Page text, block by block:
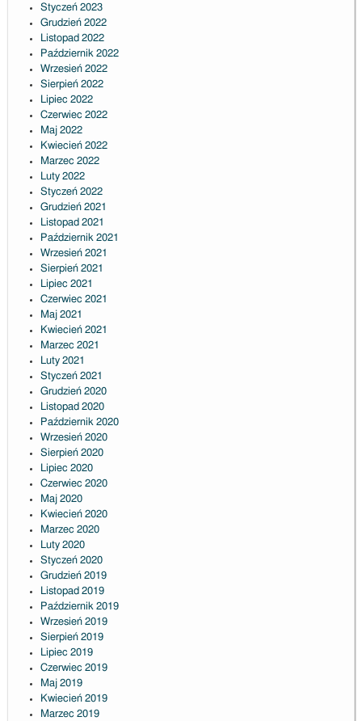
Styczeń 2023
Grudzień 2022
Listopad 2022
Październik 2022
Wrzesień 2022
Sierpień 2022
Lipiec 2022
Czerwiec 2022
Maj 2022
Kwiecień 2022
Marzec 2022
Luty 2022
Styczeń 2022
Grudzień 2021
Listopad 2021
Październik 2021
Wrzesień 2021
Sierpień 2021
Lipiec 2021
Czerwiec 2021
Maj 2021
Kwiecień 2021
Marzec 2021
Luty 2021
Styczeń 2021
Grudzień 2020
Listopad 2020
Październik 2020
Wrzesień 2020
Sierpień 2020
Lipiec 2020
Czerwiec 2020
Maj 2020
Kwiecień 2020
Marzec 2020
Luty 2020
Styczeń 2020
Grudzień 2019
Listopad 2019
Październik 2019
Wrzesień 2019
Sierpień 2019
Lipiec 2019
Czerwiec 2019
Maj 2019
Kwiecień 2019
Marzec 2019